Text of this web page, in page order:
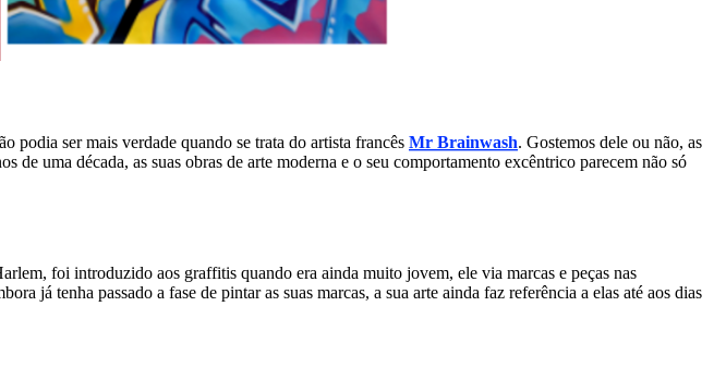
podia ser mais verdade quando se trata do artista francês Mr Brainwash. Gostemos dele ou não, as
uma década, as suas obras de arte moderna e o seu comportamento excêntrico parecem não só
foi introduzido aos graffitis quando era ainda muito jovem, ele via marcas e peças nas
já tenha passado a fase de pintar as suas marcas, a sua arte ainda faz referência a elas até aos dias